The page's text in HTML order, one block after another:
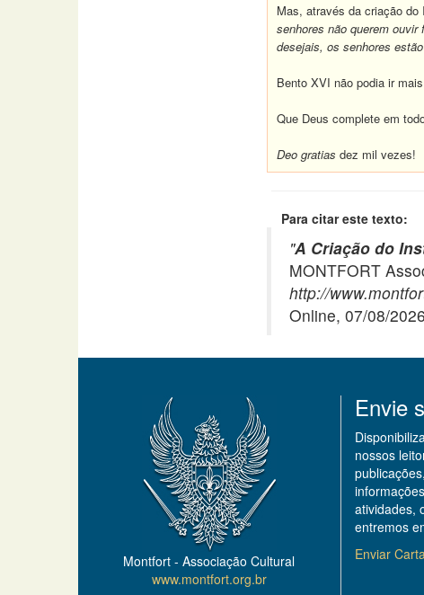
Mas, através da criação
senhores não querem
desejais, os senhores
Bento XVI não podia ir
Que Deus complete em
Deo gratias dez mil vezes!
Para citar este texto:
"A Criação do
MONTFORT
http://
Online, 07/08/
Montfort - Associação Cultural
www.montfort.org.br
Envie
nossos
atividades,
entremos
Enviar